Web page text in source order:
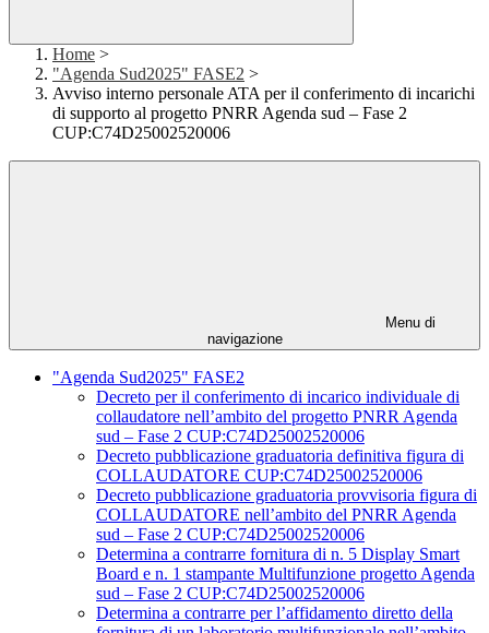
Home >
"Agenda Sud2025" FASE2 >
Avviso interno personale ATA per il conferimento di incarichi
di supporto al progetto PNRR Agenda sud – Fase 2
CUP:C74D25002520006
Menu di
navigazione
"Agenda Sud2025" FASE2
Decreto per il conferimento di incarico individuale di
collaudatore nell’ambito del progetto PNRR Agenda
sud – Fase 2 CUP:C74D25002520006
Decreto pubblicazione graduatoria definitiva figura di
COLLAUDATORE CUP:C74D25002520006
Decreto pubblicazione graduatoria provvisoria figura di
COLLAUDATORE nell’ambito del PNRR Agenda
sud – Fase 2 CUP:C74D25002520006
Determina a contrarre fornitura di n. 5 Display Smart
Board e n. 1 stampante Multifunzione progetto Agenda
sud – Fase 2 CUP:C74D25002520006
Determina a contrarre per l’affidamento diretto della